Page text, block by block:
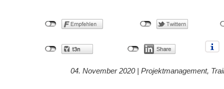
04. November 2020 | Projektmanagement,